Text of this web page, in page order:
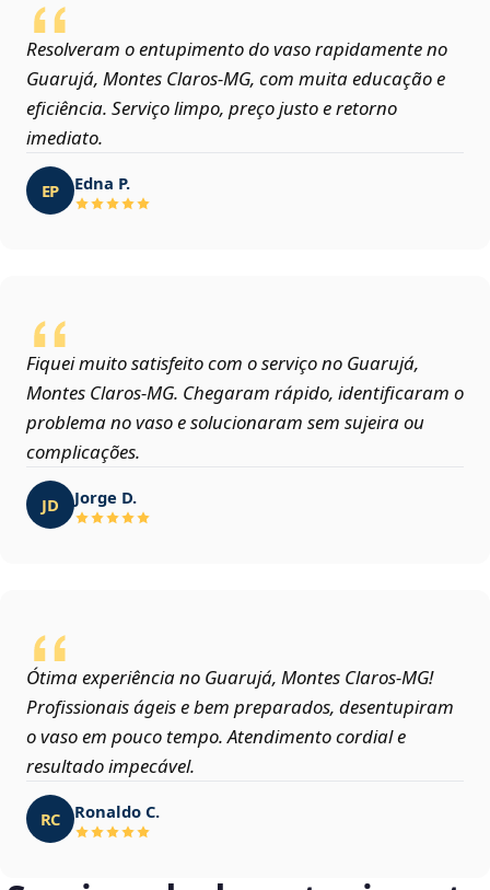
Resolveram o entupimento do vaso rapidamente no
Guarujá, Montes Claros‑MG, com muita educação e
eficiência. Serviço limpo, preço justo e retorno
imediato.
EP Edna P.
Fiquei muito satisfeito com o serviço no Guarujá,
Montes Claros‑MG. Chegaram rápido, identificaram o
problema no vaso e solucionaram sem sujeira ou
complicações.
JD Jorge D.
Ótima experiência no Guarujá, Montes Claros‑MG!
Profissionais ágeis e bem preparados, desentupiram
o vaso em pouco tempo. Atendimento cordial e
resultado impecável.
RC Ronaldo C.